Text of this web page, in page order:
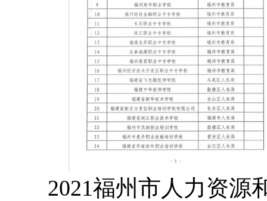
2021福州市人力资源